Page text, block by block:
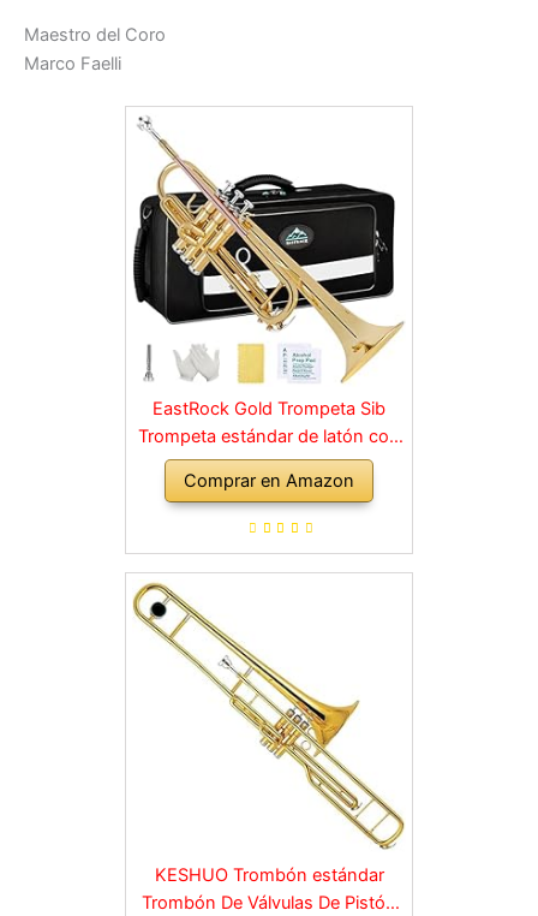
Maestro del Coro
Marco Faelli
EastRock Gold Trompeta Sib
Trompeta estándar de latón con
estuche rígido, guantes, tela,
boquilla 7C, instrumentos
musicales para estudiantes
experimentados
Comprar en Amazon
KESHUO Trombón estándar
Trombón De Válvulas De Pistón